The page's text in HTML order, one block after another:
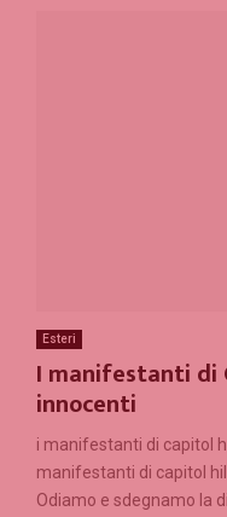
Esteri
I manifestanti di
innocenti
i manifestanti di capitol
manifestanti di capitol
Odiamo e sdegnamo la